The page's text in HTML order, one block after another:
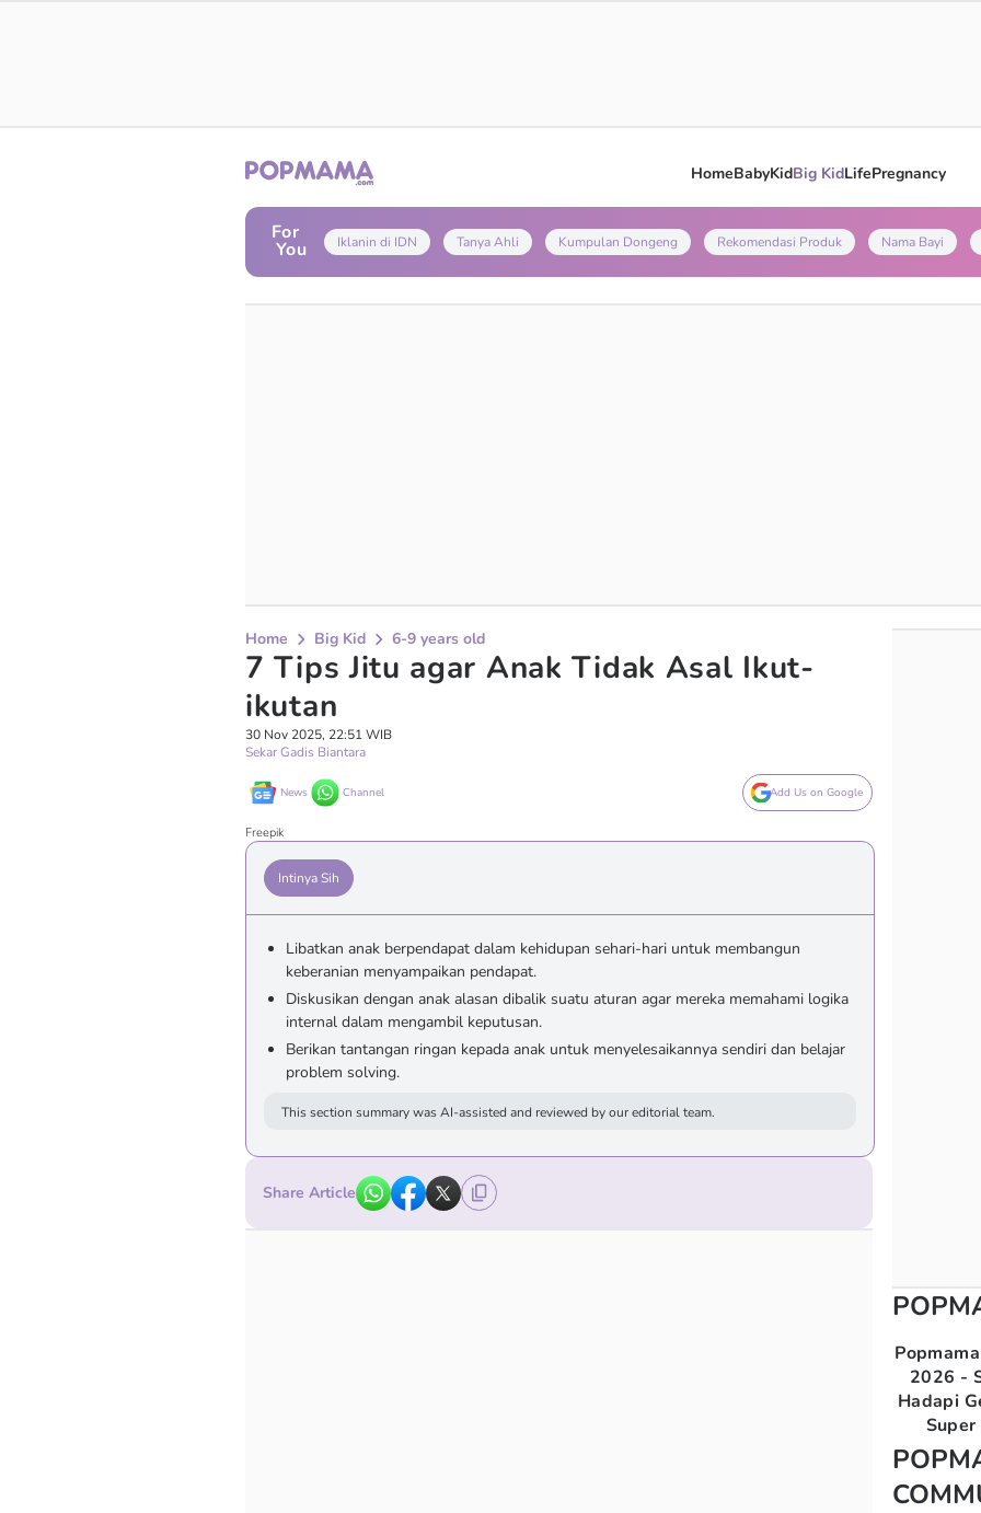
HomeBabyKidBig KidLifePregnancy
For
You Iklanin di IDN Tanya Ahli Kumpulan Dongeng Rekomendasi Produk Nama Bayi
Home Big Kid 6-9 years old
7 Tips Jitu agar Anak Tidak Asal Ikut-
ikutan
30 Nov 2025, 22:51 WIB
Sekar Gadis Biantara
News Channel Add Us on Google
Freepik
Intinya Sih
Libatkan anak berpendapat dalam kehidupan sehari-hari untuk membangun
keberanian menyampaikan pendapat.
Diskusikan dengan anak alasan dibalik suatu aturan agar mereka memahami logika
internal dalam mengambil keputusan.
Berikan tantangan ringan kepada anak untuk menyelesaikannya sendiri dan belajar
problem solving.
This section summary was AI-assisted and reviewed by our editorial team.
Share Article
2026 -
Hadapi